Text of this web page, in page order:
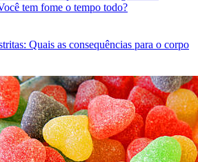
tem fome o tempo todo?
Quais as consequências para o corpo